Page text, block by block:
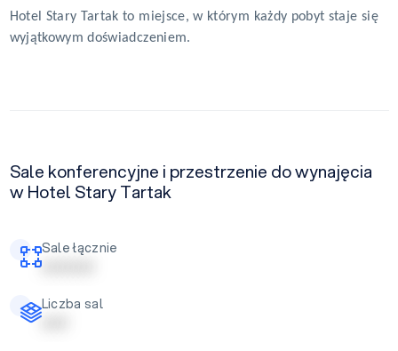
Hotel Stary Tartak to miejsce, w którym każdy pobyt staje się
wyjątkowym doświadczeniem.
Sale konferencyjne i przestrzenie do wynajęcia
w Hotel Stary Tartak
Sale łącznie
| | | | | | | | | |
Liczba sal
| | | | |